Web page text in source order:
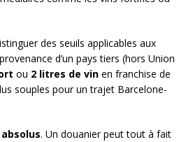
des seuils applicables aux
d’un pays tiers (hors Union
ou 2 litres de vin en franchise de
souples pour un trajet Barcelone-
. Un douanier peut tout à fait